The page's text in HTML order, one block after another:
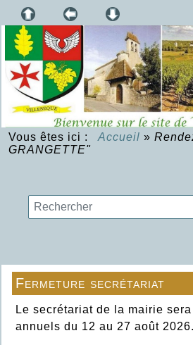
Vous êtes ici : Accueil »
GRANGETTE"
Fermeture secrétariat
Le secrétariat de la mairie
annuels du 12 au 27 août 2026.